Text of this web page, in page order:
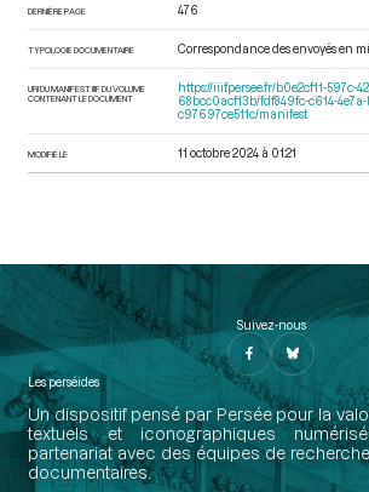
DERNIÈRE PAGE 476
TYPOLOGIE DOCUMENTAIRE Correspondance des envoyés en
URI DU MANIFEST IIIF DU VOLUME
CONTENANT LE DOCUMENT
https://iiif.persee.fr/b0e2cf11-597c-
68bcc0acf13b/fdf849fc-c614-
c97697ce511c/manifest
MODIFIÉ LE 11 octobre 2024 à 01:21
Suivez-nous
Les perséides
Un dispositif pensé par Persée pour la
textuels et iconographiques
partenariat avec des équipes de
documentaires.